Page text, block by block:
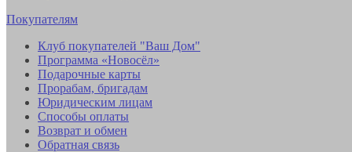
Покупателям
Клуб покупателей "Ваш Дом"
Программа «Новосёл»
Подарочные карты
Прорабам, бригадам
Юридическим лицам
Способы оплаты
Возврат и обмен
Обратная связь